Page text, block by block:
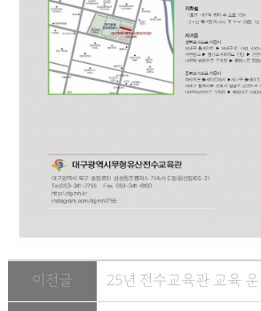
이전글 25년 전수교육관 교육